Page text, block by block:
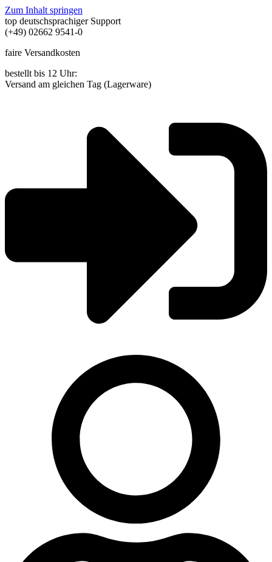
Zum Inhalt springen
top deutschsprachiger Support
(+49) 02662 9541-0
faire Versandkosten
bestellt bis 12 Uhr:
Versand am gleichen Tag (Lagerware)